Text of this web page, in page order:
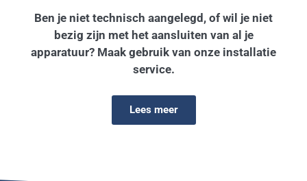
Ben je niet technisch aangelegd, of wil je niet
bezig zijn met het aansluiten van al je
apparatuur? Maak gebruik van onze installatie
service.
Lees meer